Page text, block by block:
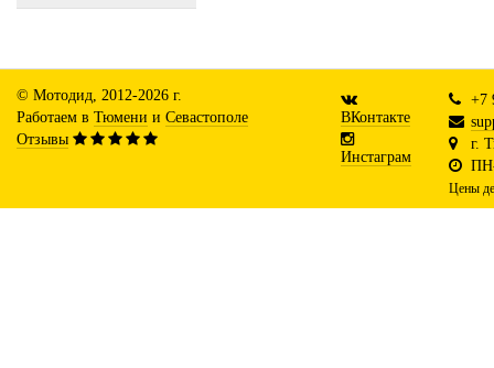
© Мотодид, 2012-2026 г.
Работаем в Тюмени и Севастополе
Отзывы
ВКонтакте
Инстаграм
+7
г.
Цены